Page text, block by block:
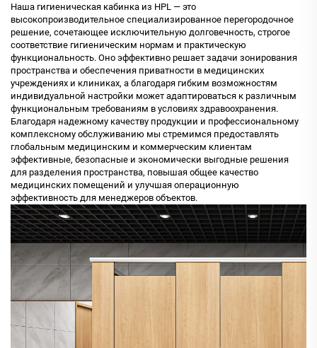
Наша гигиеническая кабинка из HPL — это
высокопроизводительное специализированное перегородочное
решение, сочетающее исключительную долговечность, строгое
соответствие гигиеническим нормам и практическую
функциональность. Оно эффективно решает задачи зонирования
пространства и обеспечения приватности в медицинских
учреждениях и клиниках, а благодаря гибким возможностям
индивидуальной настройки может адаптироваться к различным
функциональным требованиям в условиях здравоохранения.
Благодаря надежному качеству продукции и профессиональному
комплексному обслуживанию мы стремимся предоставлять
глобальным медицинским и коммерческим клиентам
эффективные, безопасные и экономически выгодные решения
для разделения пространства, повышая общее качество
медицинских помещений и улучшая операционную
эффективность для менеджеров объектов.